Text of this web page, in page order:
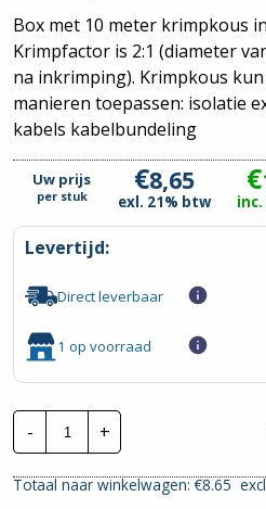
Box met 10 meter krimpkous
Krimpfactor is 2:1 (diameter
na inkrimping). Krimpkous
manieren toepassen: isolatie
kabels kabelbundeling
Uw prijs
per stuk €8,65
exl. 21% btw
€
Levertijd:
Direct leverbaar
1 op voorraad
-
Krimpkous
Groen/Geel
-
2:1
+
Totaal naar winkelwagen: €8.65